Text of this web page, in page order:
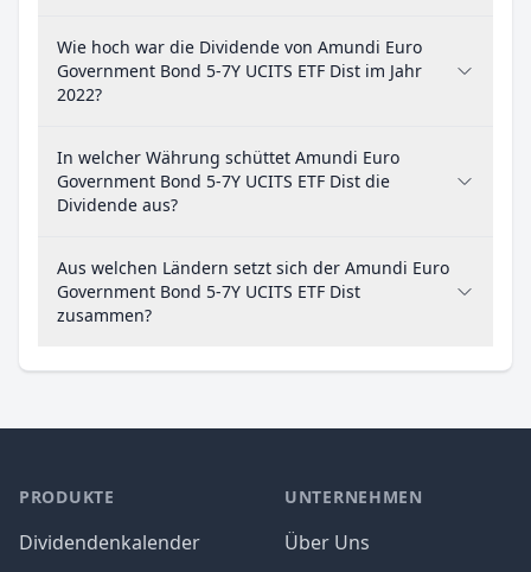
Wie hoch war die Dividende von Amundi Euro
Government Bond 5-7Y UCITS ETF Dist im Jahr
2022?
In welcher Währung schüttet Amundi Euro
Government Bond 5-7Y UCITS ETF Dist die
Dividende aus?
Aus welchen Ländern setzt sich der Amundi Euro
Government Bond 5-7Y UCITS ETF Dist
zusammen?
PRODUKTE
Dividendenkalender
UNTERNEHMEN
Über Uns